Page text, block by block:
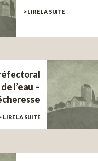
> LIRE LA SUITE
l’eau –
> LIRE LA SUITE